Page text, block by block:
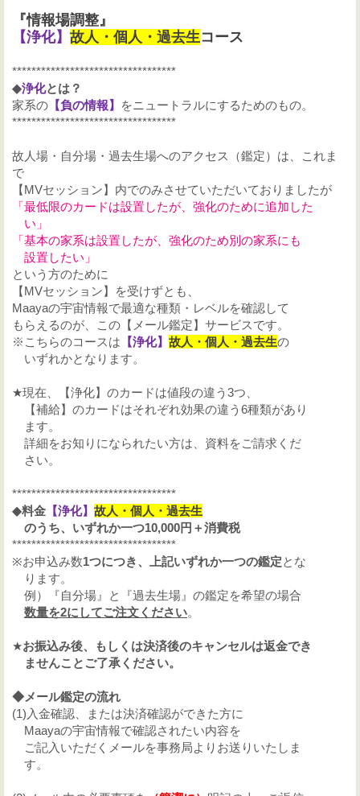
『情報場調整 』
【浄化】 故人・個人・過去生コース
**********************************
◆浄化とは？
家系の 【負の情報】
をニュートラルにするためのもの。
**********************************
故人場・自分場・過去生場へのアクセス（鑑定）は、これま
で
【MVセッション】内でのみさせていただいておりましたが
「最低限のカードは設置したが、強化のために追加した
い」
「基本の家系は設置したが、強化のため別の家系にも
設置したい 」
という方のために
【MVセッション】を受けずとも、
Maayaの宇宙情報で最適な種類・レベルを確認して
もらえるのが、この【メール鑑定】サービスです。
※こちらのコースは 【浄化】 故人・ 個人 ・ 過去生の
いずれかとなります。
★現在、【浄化】のカードは値段の違う3つ、
【補給】のカードはそれぞれ効果の違う6種類があり
ます。
詳細をお知りになられたい方は、資料をご請求くだ
さい。
**********************************
◆料金 【浄化】 故人・ 個人 ・ 過去生
のうち、いずれか一つ10,000円＋消費税
**********************************
※お申込み数1つにつき、上記いずれか一つの鑑定とな
り ます。
例）『自分場』と『過去生場』の鑑定を希望の場合
数量を2にしてご注文ください。
★お振込み後、もしくは決済後のキャンセルは返金でき
ませんことご了承ください。
◆メール鑑定の流れ
(1)入金確認、または決済確認ができた方に
Maayaの宇宙情報で確認されたい内容を
ご記入いただくメールを事務局よりお送りいたしま
す。